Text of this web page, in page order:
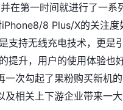
在第一时间就进行了一系
8 Plus/X的关注度
支持无线充电技术，更是
提升，用户的使用体验也
一次勾起了果粉购买新机
相关上下游企业带来一大